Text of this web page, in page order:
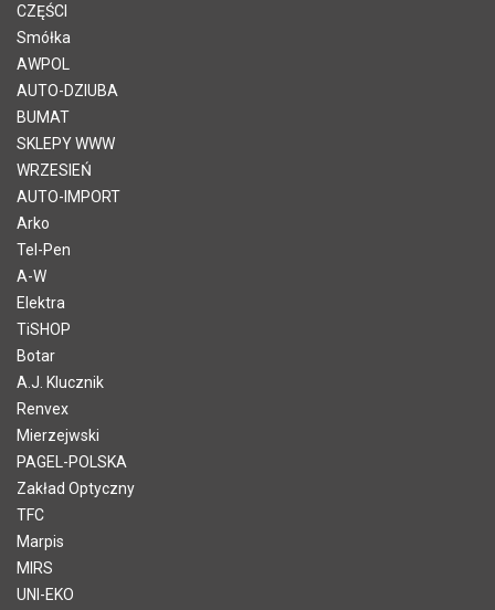
CZĘŚCI
Smółka
AWPOL
AUTO-DZIUBA
BUMAT
SKLEPY WWW
WRZESIEŃ
AUTO-IMPORT
Arko
Tel-Pen
A-W
Elektra
TiSHOP
Botar
A.J. Klucznik
Renvex
Mierzejwski
PAGEL-POLSKA
Zakład Optyczny
TFC
Marpis
MIRS
UNI-EKO